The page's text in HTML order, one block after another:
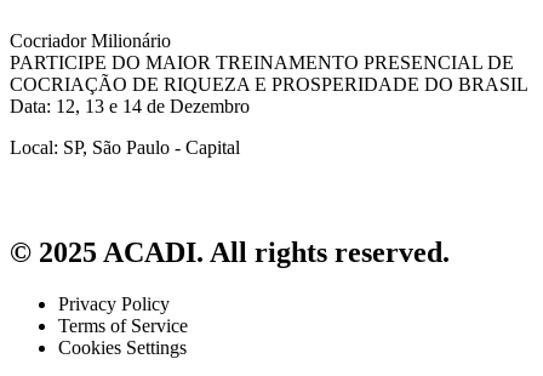
Cocriador Milionário
PARTICIPE DO MAIOR TREINAMENTO PRESENCIAL DE
COCRIAÇÃO DE RIQUEZA E PROSPERIDADE DO BRASIL
Data: 12, 13 e 14 de Dezembro
Local: SP, São Paulo - Capital
© 2025 ACADI. All rights reserved.
Privacy Policy
Terms of Service
Cookies Settings